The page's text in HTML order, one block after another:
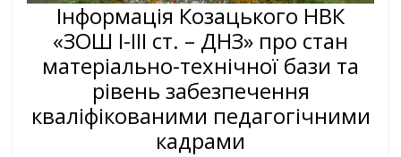
Інформація Козацького НВК
«ЗОШ І-ІІІ ст. – ДНЗ» про стан
матеріально-технічної бази та
рівень забезпечення
кваліфікованими педагогічними
кадрами